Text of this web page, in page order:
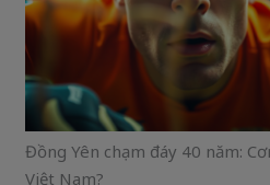
Đồng Yên chạm đáy 40 năm:
Việt Nam?